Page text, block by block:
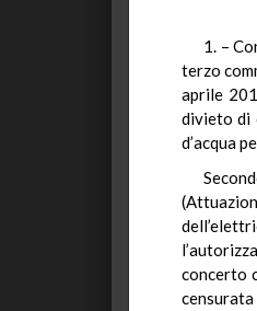
1. –
terzo
aprile
divieto di
d’acqua
concerto